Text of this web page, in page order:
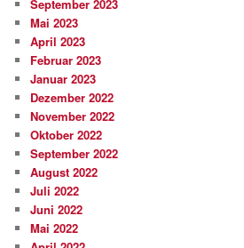
September 2023
Mai 2023
April 2023
Februar 2023
Januar 2023
Dezember 2022
November 2022
Oktober 2022
September 2022
August 2022
Juli 2022
Juni 2022
Mai 2022